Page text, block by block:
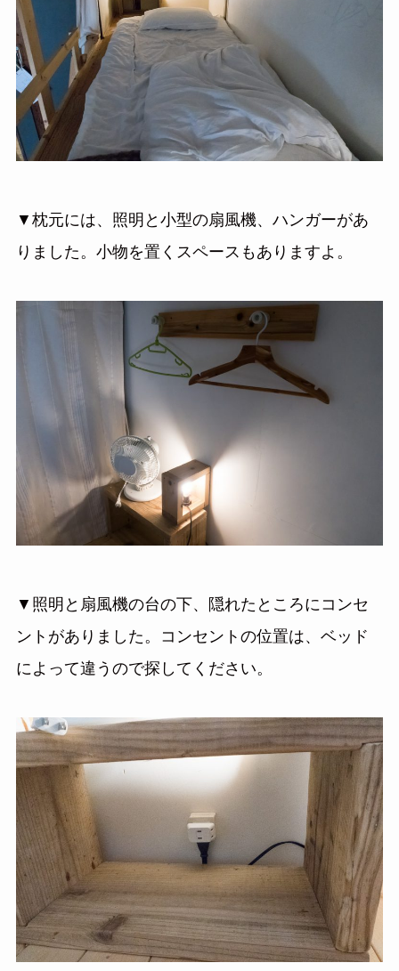
▼枕元には、照明と小型の扇風機、ハンガーがあ
りました。小物を置くスペースもありますよ。
▼照明と扇風機の台の下、隠れたところにコンセ
ントがありました。コンセントの位置は、ベッド
によって違うので探してください。